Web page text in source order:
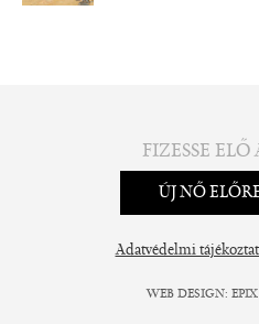
FIZESSE ELŐ
ÚJ NŐ
Adatvédelmi
WEB DESIGN: